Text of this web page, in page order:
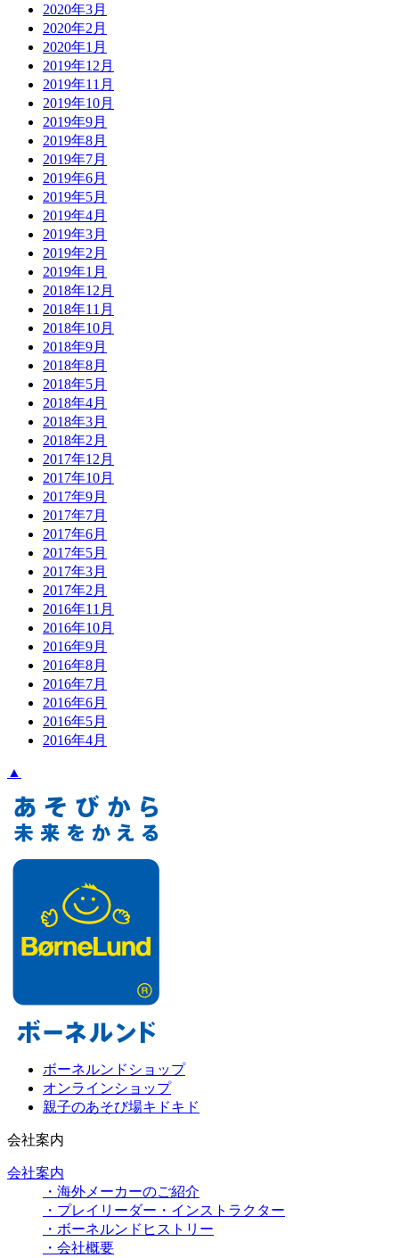
2020年3月
2020年2月
2020年1月
2019年12月
2019年11月
2019年10月
2019年9月
2019年8月
2019年7月
2019年6月
2019年5月
2019年4月
2019年3月
2019年2月
2019年1月
2018年12月
2018年11月
2018年10月
2018年9月
2018年8月
2018年5月
2018年4月
2018年3月
2018年2月
2017年12月
2017年10月
2017年9月
2017年7月
2017年6月
2017年5月
2017年3月
2017年2月
2016年11月
2016年10月
2016年9月
2016年8月
2016年7月
2016年6月
2016年5月
2016年4月
▲
ボーネルンドショップ
オンラインショップ
親子のあそび場キドキド
会社案内
会社案内
・海外メーカーのご紹介
・プレイリーダー・インストラクター
・ボーネルンドヒストリー
・会社概要